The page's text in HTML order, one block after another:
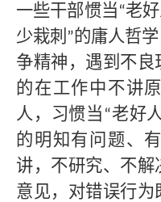
一些干部惯当“老
少栽刺 ”的庸人哲
争精神，遇到不
的在工作中不讲
人，习惯当 “老好
的明知有问题、
讲，不研究、不
意见，对错误行